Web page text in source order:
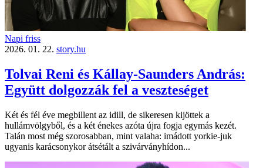
Napi friss
2026. 01. 22. story.hu
Tolvai Reni és Kállay-Saunders András:
Együtt dolgozzák fel a veszteséget
Két és fél éve megbillent az idill, de sikeresen kijöttek a
hullámvölgyből, és a két énekes azóta újra fogja egymás kezét.
Talán most még szorosabban, mint valaha: imádott yorkie-juk
ugyanis karácsonykor átsétált a szivárványhídon...